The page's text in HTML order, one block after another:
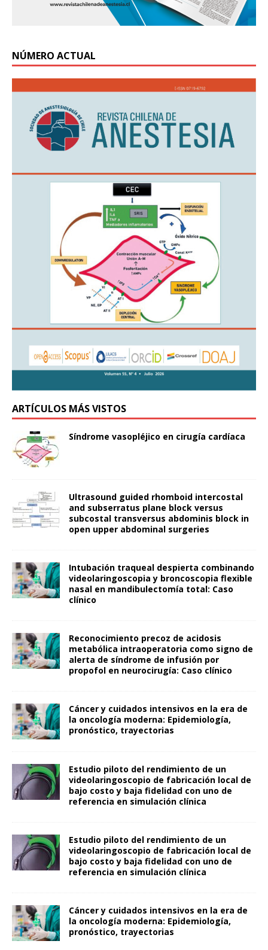
NÚMERO ACTUAL
ARTÍCULOS MÁS VISTOS
Síndrome vasopléjico en cirugía cardíaca
Ultrasound guided rhomboid intercostal
and subserratus plane block versus
subcostal transversus abdominis block in
open upper abdominal surgeries
Intubación traqueal despierta combinando
videolaringoscopia y broncoscopia flexible
nasal en mandibulectomía total: Caso
clínico
Reconocimiento precoz de acidosis
metabólica intraoperatoria como signo de
alerta de síndrome de infusión por
propofol en neurocirugía: Caso clínico
Cáncer y cuidados intensivos en la era de
la oncología moderna: Epidemiología,
pronóstico, trayectorias
Estudio piloto del rendimiento de un
videolaringoscopio de fabricación local de
bajo costo y baja fidelidad con uno de
referencia en simulación clínica
Estudio piloto del rendimiento de un
videolaringoscopio de fabricación local de
bajo costo y baja fidelidad con uno de
referencia en simulación clínica
Cáncer y cuidados intensivos en la era de
la oncología moderna: Epidemiología,
pronóstico, trayectorias